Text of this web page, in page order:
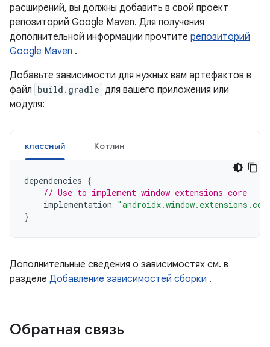
расширений, вы должны добавить в свой проект
репозиторий Google Maven. Для получения
дополнительной информации прочтите репозиторий
Google Maven .
Добавьте зависимости для нужных вам артефактов в
файл build.gradle для вашего приложения или
модуля:
классный Котлин
dependencies {
// Use to implement window extensions core
implementation
}
Дополнительные сведения о зависимостях см. в
разделе Добавление зависимостей сборки .
Обратная связь